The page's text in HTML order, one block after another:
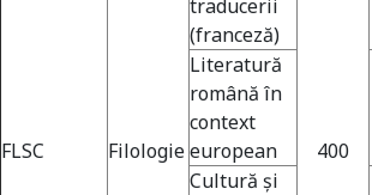
FLSC Filologie
traducerii
(franceză)
400
Literatură
română în
context
european
Cultură şi